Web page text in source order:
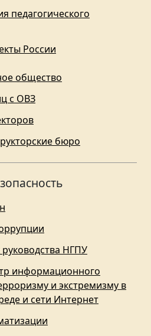
педагогического
России
общество
с ОВЗ
бюро
НГПУ
информационного
и экстремизму в
и сети Интернет